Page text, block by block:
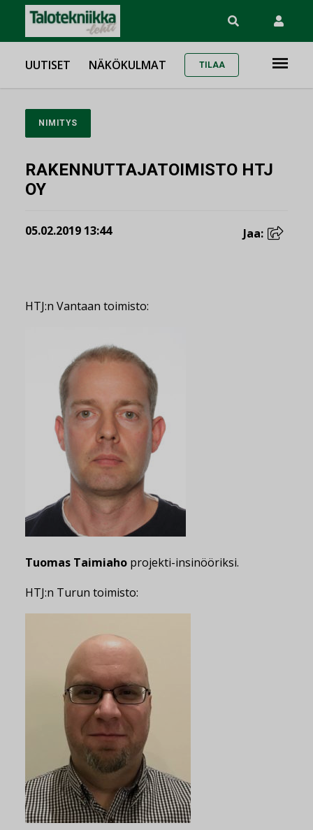
UUTISET NÄKÖKULMAT TILAA
NIMITYS
RAKENNUTTAJATOIMISTO HTJ
OY
05.02.2019 13:44 Jaa:
HTJ:n Vantaan toimisto:
Tuomas Taimiaho projekti-insinööriksi.
HTJ:n Turun toimisto: